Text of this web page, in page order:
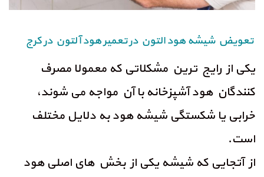
تعویض شیشه هود التون در تعمیر هود آلتون در کرج
یکی از رایج ترین مشکلاتی که معمولا مصرف
کنندگان هود آشپزخانه با آن مواجه می شوند،
خرابی یا شکستگی شیشه هود به دلایل مختلف
است.
از آتجایی که شیشه یکی از بخش های اصلی هود